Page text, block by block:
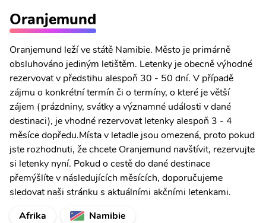
Oranjemund
Oranjemund leží ve státě Namibie. Město je primárně
obsluhováno jediným letištěm. Letenky je obecně výhodné
rezervovat v předstihu alespoň 30 - 50 dní. V případě
zájmu o konkrétní termín či o termíny, o které je větší
zájem (prázdniny, svátky a významné události v dané
destinaci), je vhodné rezervovat letenky alespoň 3 - 4
měsíce dopředu.Místa v letadle jsou omezená, proto pokud
jste rozhodnuti, že chcete Oranjemund navštívit, rezervujte
si letenky nyní. Pokud o cestě do dané destinace
přemýšlíte v následujících měsících, doporučujeme
sledovat naši stránku s aktuálními akčními letenkami.
Afrika
Namibie